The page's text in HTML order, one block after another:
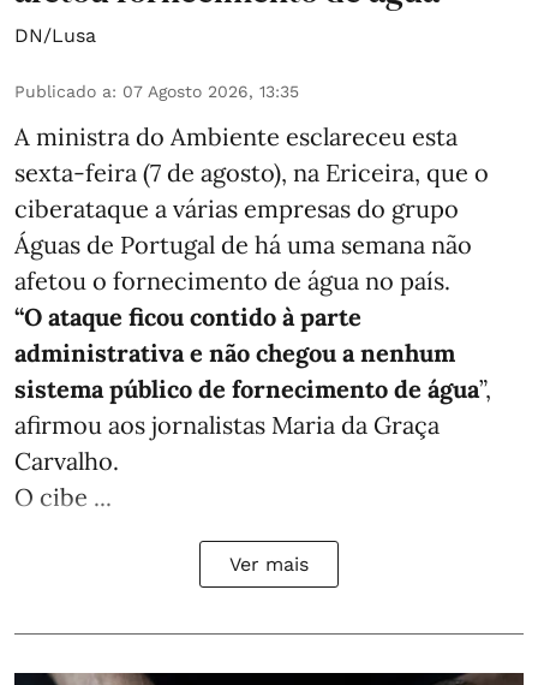
DN/Lusa
Publicado a: 07 Agosto 2026, 13:35
A ministra do Ambiente esclareceu esta
sexta-feira (7 de agosto), na Ericeira, que o
ciberataque a várias empresas do grupo
Águas de Portugal de há uma semana não
afetou o fornecimento de água no país.
“O ataque ficou contido à parte
administrativa e não chegou a nenhum
sistema público de fornecimento de água”,
afirmou aos jornalistas Maria da Graça
Carvalho.
O cibe ...
Ver mais